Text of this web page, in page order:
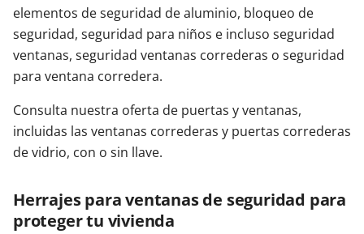
elementos de seguridad de aluminio, bloqueo de
seguridad, seguridad para niños e incluso seguridad
ventanas, seguridad ventanas correderas o seguridad
para ventana corredera.
Consulta nuestra oferta de puertas y ventanas,
incluidas las ventanas correderas y puertas correderas
de vidrio, con o sin llave.
Herrajes para ventanas de seguridad para
proteger tu vivienda